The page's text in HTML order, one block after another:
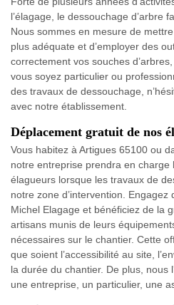
l’élagage, le dessouchage d’arbre
Nous sommes en mesure de
plus adéquate et d’employer des
correctement vos souches
vous soyez particulier ou
des travaux de dessouchage,
avec notre établissement.
Déplacement gratuit de nos
Vous habitez à Artigues 65100 ou
notre entreprise prendra en
élagueurs lorsque les travaux de
notre zone d’intervention. Engagez
Michel Elagage et bénéficiez de la
artisans munis de leurs
nécessaires sur le chantier. Cette
que soient l’accessibilité au site,
la durée du chantier. De plus, nous
une entreprise, un particulier, une